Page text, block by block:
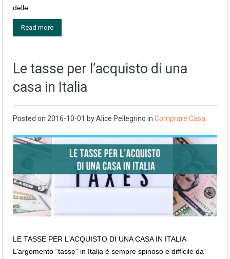
delle…
Read more
Le tasse per l’acquisto di una
casa in Italia
Posted on 2016-10-01 byAlice Pellegrino in Comprare Casa
LE TASSE PER L’ACQUISTO DI UNA CASA IN ITALIA
L’argomento “tasse” in Italia è sempre spinoso e difficile da